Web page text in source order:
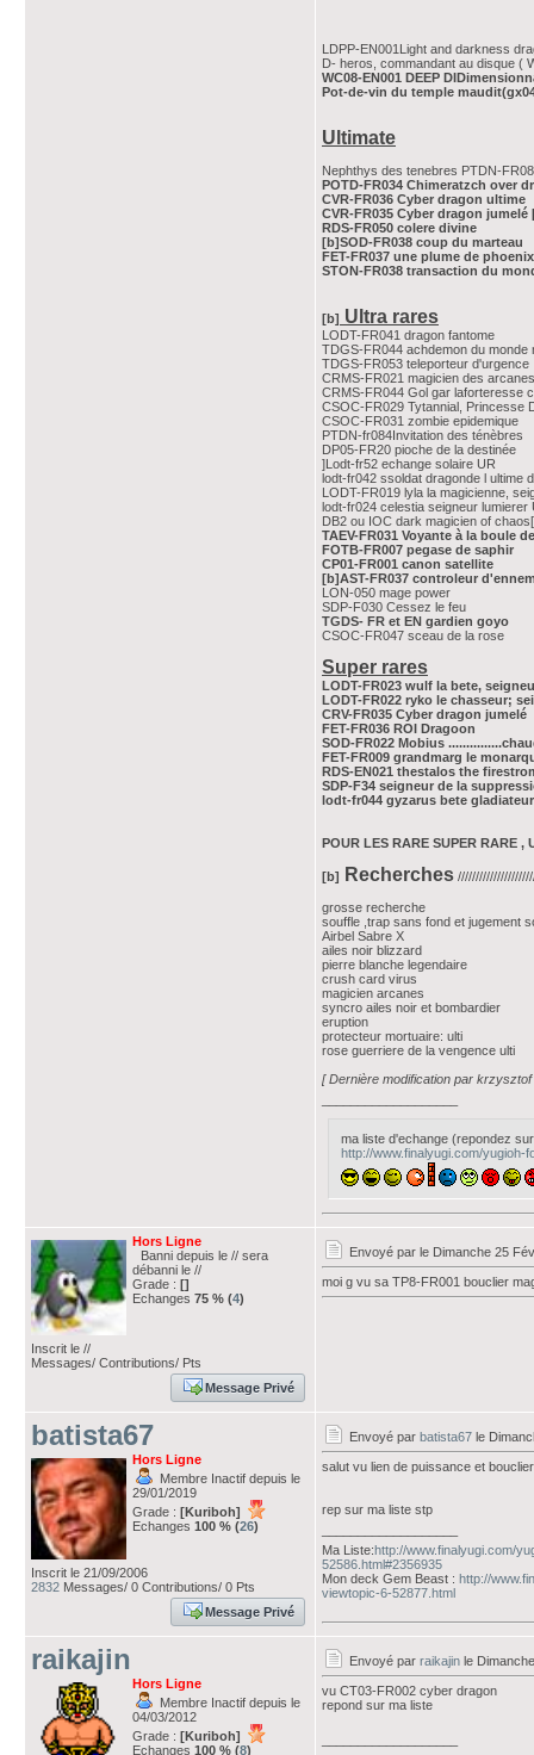
LDPP-EN001Light and darkness
D- heros, commandant au disque (
WC08-EN001 DEEP
Pot-de-vin du temple
Ultimate
Nephthys des tenebres PTDN-
POTD-FR034 Chimeratzch over
CVR-FR036 Cyber dragon ultime
CVR-FR035 Cyber dragon jumelé
RDS-FR050 colere divine
[b]SOD-FR038 coup du marteau
FET-FR037 une plume de phoenix
STON-FR038 transaction du
[b] Ultra rares
LODT-FR041 dragon fantome
TDGS-FR044 achdemon du monde
TDGS-FR053 teleporteur d'urgence
CRMS-FR021 magicien des
CRMS-FR044 Gol gar laforteresse
CSOC-FR029 Tytannial, Princesse
CSOC-FR031 zombie epidemique
PTDN-fr084Invitation des ténèbres
DP05-FR20 pioche de la destinée
]Lodt-fr52 echange solaire UR
lodt-fr042 ssoldat dragonde l ultime
LODT-FR019 lyla la magicienne,
lodt-fr024 celestia seigneur lumierer
DB2 ou IOC dark magicien of
TAEV-FR031 Voyante à la boule
FOTB-FR007 pegase de saphir
CP01-FR001 canon satellite
[b]AST-FR037 controleur
LON-050 mage power
SDP-F030 Cessez le feu
TGDS- FR et EN gardien goyo
CSOC-FR047 sceau de la rose
Super rares
LODT-FR023 wulf la bete,
LODT-FR022 ryko le chasseur;
CRV-FR035 Cyber dragon jumelé
FET-FR036 ROI Dragoon
SOD-FR022 Mobius
FET-FR009 grandmarg le
RDS-EN021 thestalos the
SDP-F34 seigneur de la
lodt-fr044 gyzarus bete
POUR LES RARE SUPER RARE ,
[b] Recherches
grosse recherche
souffle ,trap sans fond et jugement
Airbel Sabre X
ailes noir blizzard
pierre blanche legendaire
crush card virus
magicien arcanes
syncro ailes noir et bombardier
eruption
protecteur mortuaire: ulti
rose guerriere de la vengence ulti
[ Dernière modification par
ma liste d'echange (repondez
http://www.finalyugi.com/yugioh-
Hors Ligne
Banni depuis le // sera
débanni le //
Grade : []
Echanges 75 % (4)
Inscrit le //
Messages/ Contributions/ Pts
Message Privé
Envoyé par le Dimanche 25
moi g vu sa TP8-FR001 bouclier
batista67
Hors Ligne
Membre Inactif depuis le
29/01/2019
Grade : [Kuriboh]
Echanges 100 % (26)
Inscrit le 21/09/2006
2832 Messages/ 0 Contributions/ 0 Pts
Message Privé
Envoyé par batista67 le
salut vu lien de puissance et
rep sur ma liste stp
Ma Liste:http://www.finalyugi.com/
52586.html#2356935
Mon deck Gem Beast : http://
viewtopic-6-52877.html
raikajin
Hors Ligne
Membre Inactif depuis le
04/03/2012
Grade : [Kuriboh]
Echanges 100 % (8)
Envoyé par raikajin le
vu CT03-FR002 cyber dragon
repond sur ma liste